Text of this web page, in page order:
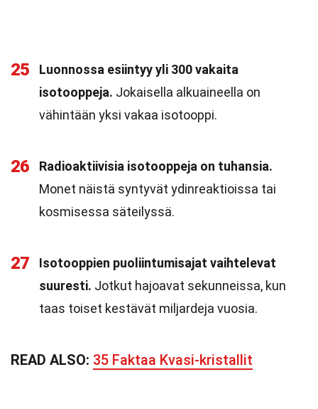
25
Luonnossa esiintyy yli 300 vakaita
isotooppeja. Jokaisella alkuaineella on
vähintään yksi vakaa isotooppi.
26
Radioaktiivisia isotooppeja on tuhansia.
Monet näistä syntyvät ydinreaktioissa tai
kosmisessa säteilyssä.
27
Isotooppien puoliintumisajat vaihtelevat
suuresti. Jotkut hajoavat sekunneissa, kun
taas toiset kestävät miljardeja vuosia.
READ ALSO: 35 Faktaa Kvasi-kristallit